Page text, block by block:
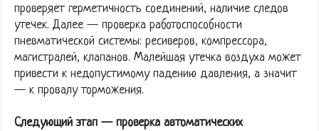
проверяет герметичность соединений, наличие следов
утечек. Далее — проверка работоспособности
пневматической системы: ресиверов, компрессора,
магистралей, клапанов. Малейшая утечка воздуха может
привести к недопустимому падению давления, а значит
— к провалу торможения.
Следующий этап — проверка автоматических